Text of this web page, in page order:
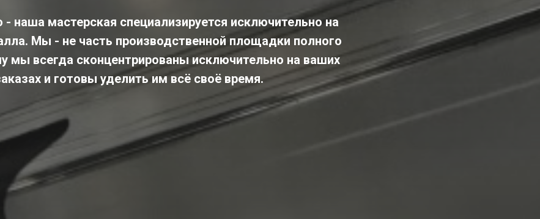
наша мастерская специализируется исключительно на
Мы - не часть производственной площадки полного
мы всегда сконцентрированы исключительно на ваших
и готовы уделить им всё своё время.